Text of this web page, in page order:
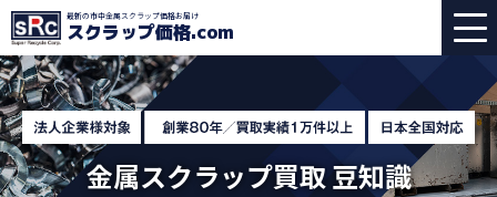
最新の市中金属スクラップ価格お届け
スクラップ価格.com
金属スクラップ買取 豆知識